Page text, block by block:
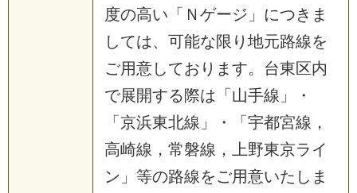
度の高い「Ｎゲージ」につきま
しては、可能な限り地元路線を
ご用意しております。台東区内
で展開する際は「山手線」・
「京浜東北線」・「宇都宮線，
高崎線，常磐線，上野東京ライ
ン」等の路線をご用意いたしま